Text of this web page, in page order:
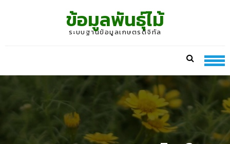
ข้อมูลพันธุ์ไม้
ระบบฐานข้อมูลเกษตรดิจิทัล